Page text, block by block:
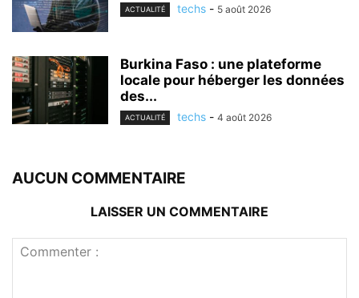
ACTUALITÉ techs - 5 août 2026
Burkina Faso : une plateforme
locale pour héberger les données
des...
ACTUALITÉ techs - 4 août 2026
AUCUN COMMENTAIRE
LAISSER UN COMMENTAIRE